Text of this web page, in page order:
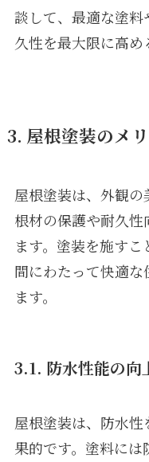
談して、最適な塗
久性を最大限に高め
3. 屋根塗装のメ
屋根塗装は、外観
根材の保護や耐久
ます。塗装を施す
間にわたって快適
ます。
3.1. 防水性能の向
屋根塗装は、防水
果的です。塗料には